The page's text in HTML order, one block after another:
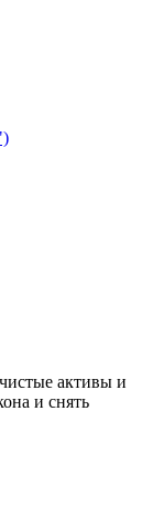
активы и
и снять